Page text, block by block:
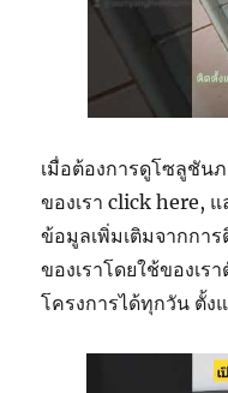
เมื่อต้องการดูโซลูชัน
ของเรา click here,
ข้อมูลเพิ่มเติมจากกา
ของเราโดยใช้ของเร
โครงการได้ทุกวัน ตั้ง